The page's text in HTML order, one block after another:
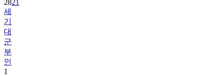
2821
세
기
대
군
부
인
1